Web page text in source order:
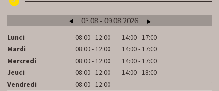
03.08 - 09.08.2026
Lundi 08:00 - 12:00
14:00 - 17:00
Mardi
08:00 - 12:00
14:00 - 17:00
Mercredi
08:00 - 12:00
14:00 - 17:00
Jeudi
08:00 - 12:00
14:00 - 18:00
Vendredi
08:00 - 12:00